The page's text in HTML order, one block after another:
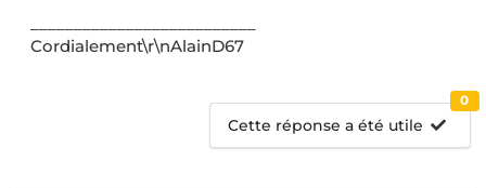
Cordialement\r\nAlainD67
Cette réponse a été utile
0